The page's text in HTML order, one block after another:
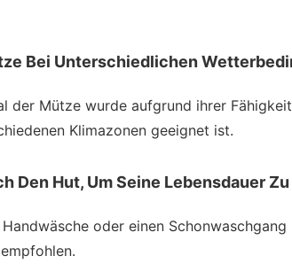
Bei Unterschiedlichen
der Mütze wurde aufgrund ihrer
Klimazonen geeignet ist.
Den Hut, Um Seine Lebensdauer
oder einen